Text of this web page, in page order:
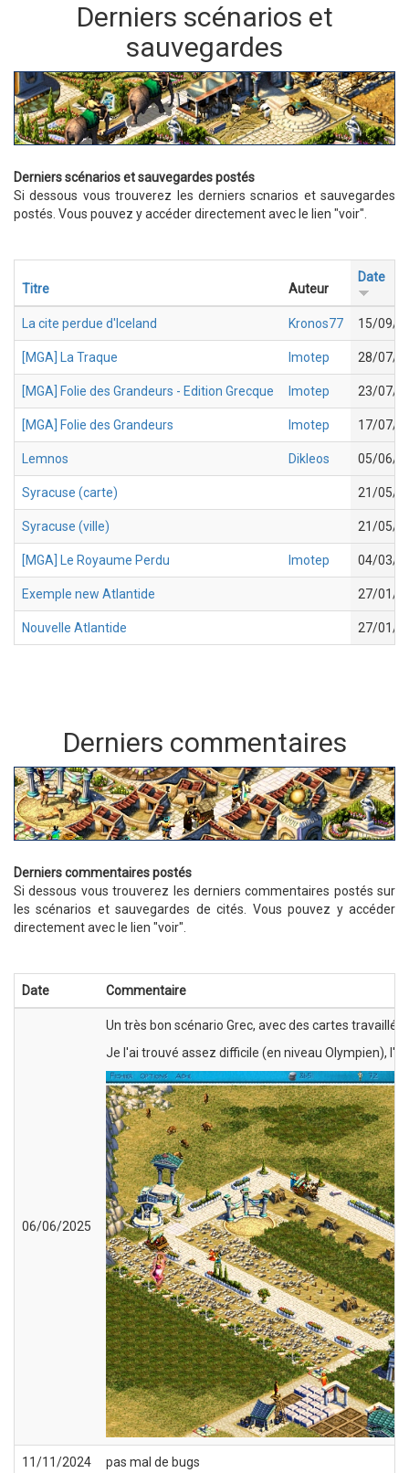
Derniers scénarios et
sauvegardes
Derniers scénarios et sauvegardes postés
Si dessous vous trouverez les derniers scnarios et sauvegardes
postés. Vous pouvez y accéder directement avec le lien "voir".
Titre Auteur
Date
La cite perdue d'Iceland Kronos77 15/09/
[MGA] La Traque Imotep 28/07/
[MGA] Folie des Grandeurs - Edition Grecque Imotep 23/07/
[MGA] Folie des Grandeurs Imotep 17/07/
Lemnos Dikleos 05/06/
Syracuse (carte) 21/05/
Syracuse (ville) 21/05/
[MGA] Le Royaume Perdu Imotep 04/03/
Exemple new Atlantide 27/01/
Nouvelle Atlantide 27/01/
Derniers commentaires
Derniers commentaires postés
Si dessous vous trouverez les derniers commentaires postés sur
les scénarios et sauvegardes de cités. Vous pouvez y accéder
directement avec le lien "voir".
Date Commentaire
06/06/2025
Un très bon scénario Grec, avec des cartes
Je l'ai trouvé assez difficile (en niveau Olympien),
11/11/2024 pas mal de bugs